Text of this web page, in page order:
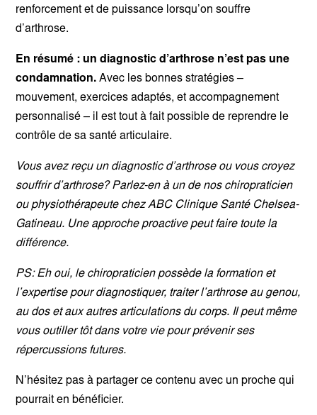
renforcement et de puissance lorsqu’on souffre
d’arthrose.
En résumé : un diagnostic d’arthrose n’est pas une
condamnation. Avec les bonnes stratégies –
mouvement, exercices adaptés, et accompagnement
personnalisé – il est tout à fait possible de reprendre le
contrôle de sa santé articulaire.
Vous avez reçu un diagnostic d’arthrose ou vous croyez
souffrir d’arthrose? Parlez-en à un de nos chiropraticien
ou physiothérapeute chez ABC Clinique Santé Chelsea-
Gatineau. Une approche proactive peut faire toute la
différence.
PS: Eh oui, le chiropraticien possède la formation et
l’expertise pour diagnostiquer, traiter l’arthrose au genou,
au dos et aux autres articulations du corps. Il peut même
vous outiller tôt dans votre vie pour prévenir ses
répercussions futures.
N’hésitez pas à partager ce contenu avec un proche qui
pourrait en bénéficier.